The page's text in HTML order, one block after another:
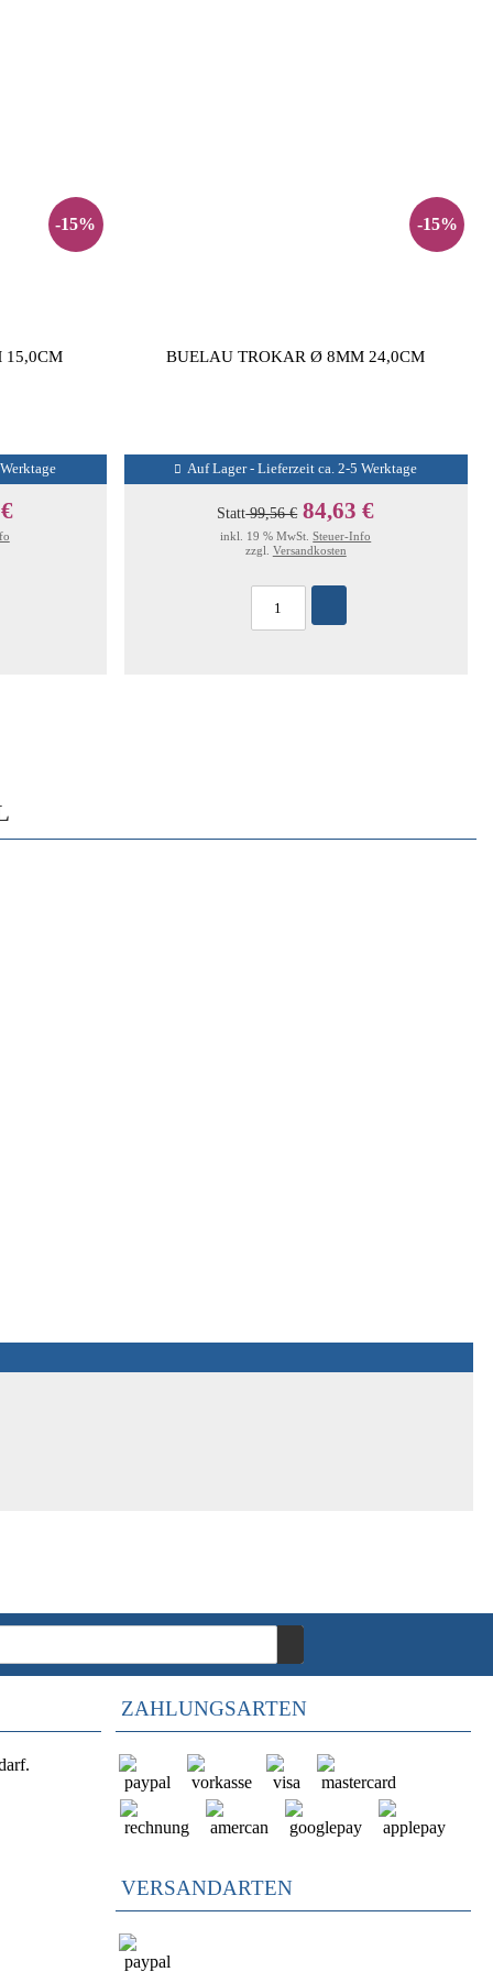
-15%
15,0CM
-15%
BUELAU TROKAR Ø 8MM 24,0CM
Auf Lager - Lieferzeit ca. 2-5 Werktage
Statt99,56 € 84,63 €
inkl. 19 % MwSt.Steuer-Info
zzgl. Versandkosten
ZAHLUNGSARTEN
VERSANDARTEN